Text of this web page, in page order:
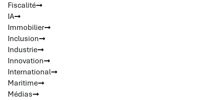
Fiscalité
IA
Immobilier
Inclusion
Industrie
Innovation
International
Maritime
Médias